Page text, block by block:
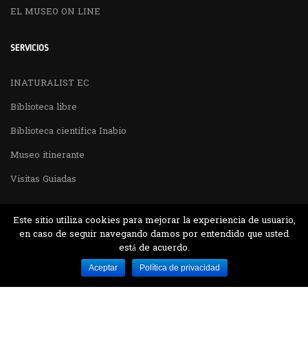
EL MUSEO ON LINE
SERVICIOS
INATURALIST EC
Biblioteca libre
Biblioteca cientifica Inabio
Museo itinerante
Visitas Guiadas
Desarrollado por MJTEC.
Este sitio utiliza cookies para mejorar la experiencia de usuario,
en caso de seguir navegando damos por entendido que usted
está de acuerdo.
Aceptar Política de privacidad